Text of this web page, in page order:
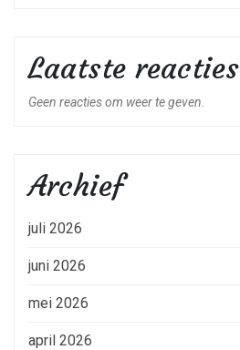
Laatste reacties
Geen reacties om weer te geven.
Archief
juli 2026
juni 2026
mei 2026
april 2026